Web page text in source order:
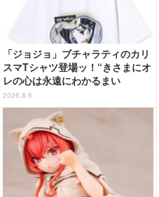
「ジョジョ」ブチャラティのカリ
スマTシャツ登場ッ！“きさまにオ
レの心は永遠にわかるまい
ッ！”や感動のクライマックスを
デザイン
2026.8.6